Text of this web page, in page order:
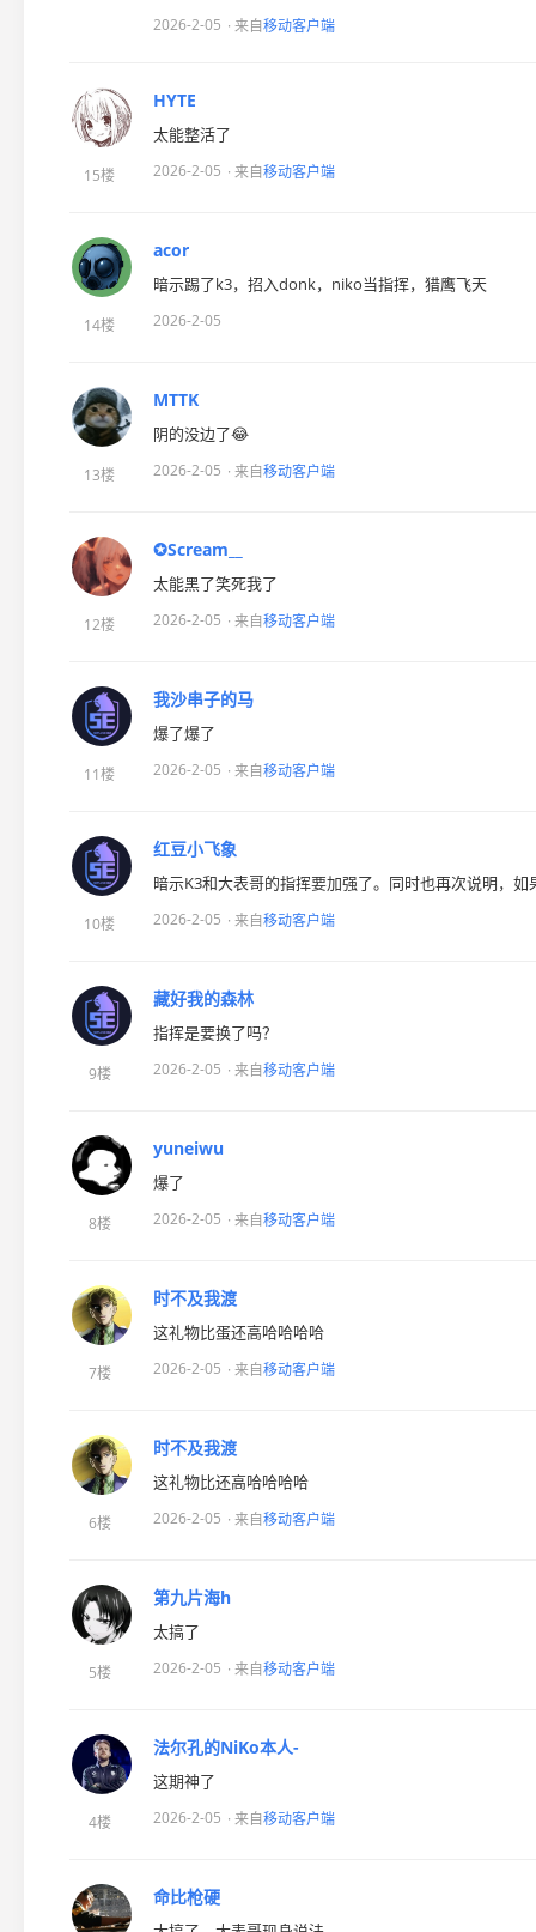
2026-2-05 · 来自移动客户端
15楼
HYTE
太能整活了
2026-2-05 · 来自移动客户端
14楼
acor
暗示踢了k3，招入donk，niko当指挥，猎鹰飞天
2026-2-05
13楼
MTTK
阴的没边了😂
2026-2-05 · 来自移动客户端
12楼
✪Scream__
太能黑了笑死我了
2026-2-05 · 来自移动客户端
11楼
我沙串子的马
爆了爆了
2026-2-05 · 来自移动客户端
10楼
红豆小飞象
暗示K3和大表哥的指挥要加强了。同时也再次说明，
2026-2-05 · 来自移动客户端
9楼
藏好我的森林
指挥是要换了吗？
2026-2-05 · 来自移动客户端
8楼
yuneiwu
爆了
2026-2-05 · 来自移动客户端
7楼
时不及我渡
这礼物比蛋还高哈哈哈哈
2026-2-05 · 来自移动客户端
6楼
时不及我渡
这礼物比还高哈哈哈哈
2026-2-05 · 来自移动客户端
5楼
第九片海h
太搞了
2026-2-05 · 来自移动客户端
4楼
法尔孔的NiKo本人-
这期神了
2026-2-05 · 来自移动客户端
命比枪硬